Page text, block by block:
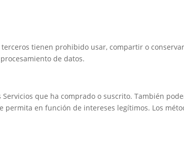
tienen prohibido usar, compartir o
de datos.
que ha comprado o suscrito. También
permita en función de intereses legítimos. Los